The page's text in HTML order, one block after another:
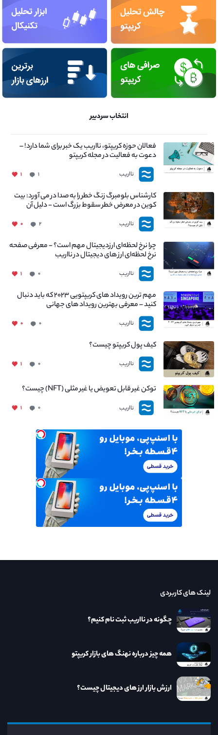
انتخاب سردبیر
فعالان حوزه کریپتو، نااریب یک خبر برای شما دارد! –
دعوت به فعالیت در مجله کریپتو
نااریب ۱ ۱
کارشناس بلومبرگ زنگ خطر را به صدا در می آورد: بیت
کوین در معرض خطر سقوط بزرگ است - دلیل آن
چیست؟
نااریب ۲ ۰
چرا نرخ لحظه‌ای ارزدیجیتال مهم است؟ - معرفی صفحه
نرخ لحظه‌ای ارز های دیجیتال در نااریب
نااریب ۰ ۱
مهم ترین رویداد های کریپتویی ۲۰۲۳ که باید دنبال
کنید – معرفی بهترین رویداد های جهانی
نااریب ۰ ۰
کیف پول کریپتو چیست؟
نااریب ۰ ۱
توکن غیر قابل تعویض یا غیر مثلی (NFT) چیست؟
نااریب ۰ ۱
لینک های کاربردی
چگونه در نااریب ثبت نام کنیم؟
همه چیز درباره نهنگ های بازار کریپتو
ارزش بازار ارز های دیجیتال چیست؟